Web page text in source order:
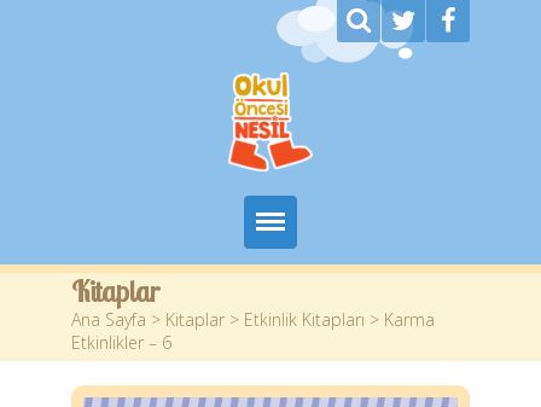
Ana Sayfa
Kurumsal
Kitaplar
Kitaplar
Ana Sayfa > Kitaplar > Etkinlik Kitapları > Karma
Etkinlikler – 6